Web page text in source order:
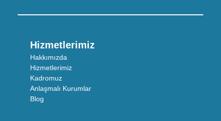
Hizmetlerimiz
Hakkımızda
Hizmetlerimiz
Kadromuz
Anlaşmalı Kurumlar
Blog